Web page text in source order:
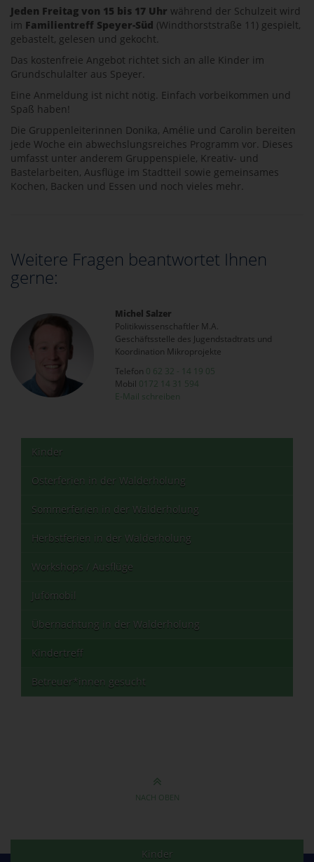
Jeden Freitag von 15 bis 17 Uhr während der Schulzeit wird
im Familientreff Speyer-Süd (Windthorststraße 11) gespielt,
gebastelt, gelesen und gekocht.
Das kostenfreie Angebot richtet sich an alle Kinder im
Grundschulalter aus Speyer.
Eine Anmeldung ist nicht nötig. Einfach vorbeikommen und
Spaß haben!
Die Gruppenleiterinnen Donika, Amélie und Carolin bereiten
jede Woche ein abwechslungsreiches Programm vor. Dieses
umfasst unter anderem Gruppenspiele, Kreativ- und
Bastelarbeiten, Ausflüge im Stadtteil sowie gemeinsames
Kochen, Backen und Essen und noch vieles mehr.
Weitere Fragen beantwortet Ihnen
gerne:
Michel Salzer
Politikwissenschaftler M.A.
Geschäftsstelle des Jugendstadtrats und
Koordination Mikroprojekte
Telefon 0 62 32 - 14 19 05
Mobil 0172 14 31 594
E-Mail schreiben
Kinder
Osterferien in der Walderholung
Sommerferien in der Walderholung
Herbstferien in der Walderholung
Workshops / Ausflüge
Jufömobil
Übernachtung in der Walderholung
Kindertreff
Betreuer*innen gesucht
NACH OBEN
Kinder